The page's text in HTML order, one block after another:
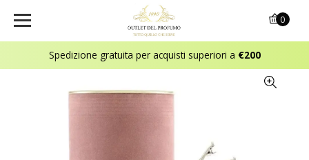
Spedizione gratuita per acquisti superiori a €200
0